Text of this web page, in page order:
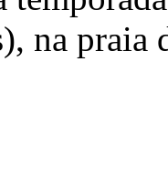
na praia